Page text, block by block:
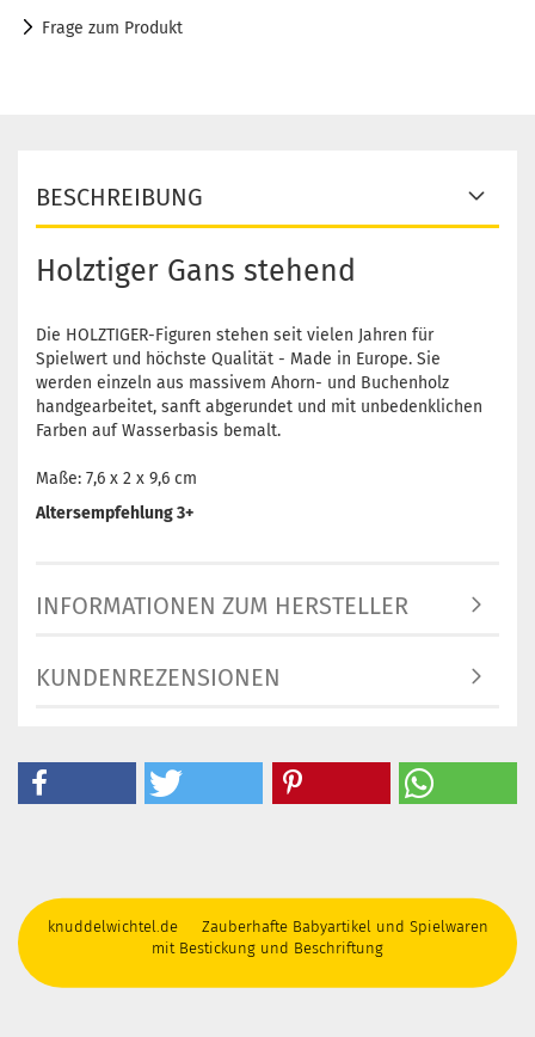
Frage zum Produkt
BESCHREIBUNG
Holztiger Gans stehend
Die HOLZTIGER-Figuren stehen seit vielen Jahren für
Spielwert und höchste Qualität - Made in Europe. Sie
werden einzeln aus massivem Ahorn- und Buchenholz
handgearbeitet, sanft abgerundet und mit unbedenklichen
Farben auf Wasserbasis bemalt.
Maße: 7,6 x 2 x 9,6 cm
Altersempfehlung 3+
INFORMATIONEN ZUM HERSTELLER
KUNDENREZENSIONEN
knuddelwichtel.de Zauberhafte Babyartikel und Spielwaren
mit Bestickung und Beschriftung